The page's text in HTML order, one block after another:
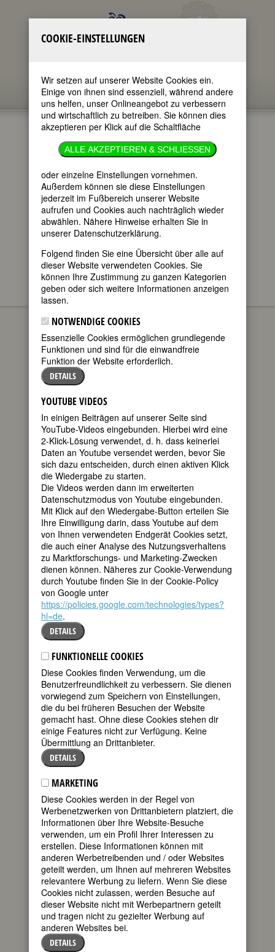
ANNIE
FELLOWS
JOHNSTON
im ganzen Text
BIOGRAPHIEN
geboren am
15. Mai 1863
in Evansville,
Indiana
gestorben am
5. Oktober
1931 in
Kentucky
US-amerikanische Schriftstellerin
160. Geburtstag am 15. Mai 2023
Biografie•Literatur & Quellen
BIOGRAFIE
teilen
tweet
mail
Annie Fellows
Johnston war eine
der
erfolgreichsten
Jugendbuchautorinnen ihrer Zeit. Als sie
starb, waren ihre Bücher in über einer
Million Exemplaren verbreitet. Wie so
viele Schriftstellerinnen vor und nach ihr,
Profession erst, als ihr Mann gestorben
und es damit für den Erhalt der Familie
dringend notwendig geworden war.
Diese “ökonomisch-pragmatische”
Schreibmotivation bestimmt denn auch
Inhalt und Anspruch ihrer Werke.
Annie Fellows' Vater war
Methodistenpfarrer und starb, als sie
zwei Jahre alt war. Mit 17 Jahren
ermutigt, ihr erstes Gedicht. Sie
studierte ein Jahr an der Universität von
Iowa und arbeitete anschließend drei
Jahre als Lehrerin und drei Jahre als
Privatsekretärin.
Nach einer Europareise heiratete sie
1888 ihren Vetter Will Johnston, einen
Witwer mit drei Kindern, der nach vier
Jahren starb. Die junge Witwe war nun
gezwungen, den Lebensunterhalt für
ihre vierköpfige Familie durch Schreiben
zu verdienen, denn eine außerhäusliche
Tätigkeit kam wegen der Kinder nicht in
Frage. Vorher hatte sie nur hin und
COOKIE-EINSTELLUNGEN
Wir setzen auf unserer Website Cookies ein.
Einige von ihnen sind essenziell, während andere
uns helfen, unser Onlineangebot zu verbessern
und wirtschaftlich zu betreiben. Sie können dies
akzeptieren per Klick auf die Schaltfläche
ALLE AKZEPTIEREN & SCHLIESSEN
oder einzelne Einstellungen vornehmen.
Außerdem können sie diese Einstellungen
jederzeit im Fußbereich unserer Website
aufrufen und Cookies auch nachträglich wieder
abwählen. Nähere Hinweise erhalten Sie in
unserer Datenschutzerklärung.
Folgend finden Sie eine Übersicht über alle auf
dieser Website verwendeten Cookies. Sie
können Ihre Zustimmung zu ganzen Kategorien
geben oder sich weitere Informationen anzeigen
lassen.
NOTWENDIGE COOKIES
Essenzielle Cookies ermöglichen grundlegende
Funktionen und sind für die einwandfreie
Funktion der Website erforderlich.
DETAILS
YOUTUBE VIDEOS
In einigen Beiträgen auf unserer Seite sind
YouTube-Videos eingebunden. Hierbei wird eine
2-Klick-Lösung verwendet, d. h. dass keinerlei
Daten an Youtube versendet werden, bevor Sie
sich dazu entscheiden, durch einen aktiven Klick
die Wiedergabe zu starten.
Die Videos werden dann im erweiterten
Datenschutzmodus von Youtube eingebunden.
Mit Klick auf den Wiedergabe-Button erteilen Sie
Ihre Einwilligung darin, dass Youtube auf dem
von Ihnen verwendeten Endgerät Cookies setzt,
die auch einer Analyse des Nutzungsverhaltens
zu Marktforschungs- und Marketing-Zwecken
dienen können. Näheres zur Cookie-Verwendung
durch Youtube finden Sie in der Cookie-Policy
von Google unter
https://policies.google.com/technologies/types?
hl=de.
DETAILS
FUNKTIONELLE COOKIES
Diese Cookies finden Verwendung, um die
Benutzerfreundlichkeit zu verbessern. Sie dienen
vorwiegend zum Speichern von Einstellungen,
die du bei früheren Besuchen der Website
gemacht hast. Ohne diese Cookies stehen dir
einige Features nicht zur Verfügung. Keine
Übermittlung an Drittanbieter.
DETAILS
MARKETING
Diese Cookies werden in der Regel von
Werbenetzwerken von Drittanbietern platziert, die
Informationen über Ihre Website-Besuche
verwenden, um ein Profil Ihrer Interessen zu
erstellen. Diese Informationen können mit
anderen Werbetreibenden und / oder Websites
geteilt werden, um Ihnen auf mehreren Websites
relevantere Werbung zu liefern. Wenn Sie diese
Cookies nicht zulassen, werden Besuche auf
dieser Website nicht mit Werbepartnern geteilt
und tragen nicht zu gezielter Werbung auf
anderen Websites bei.
DETAILS